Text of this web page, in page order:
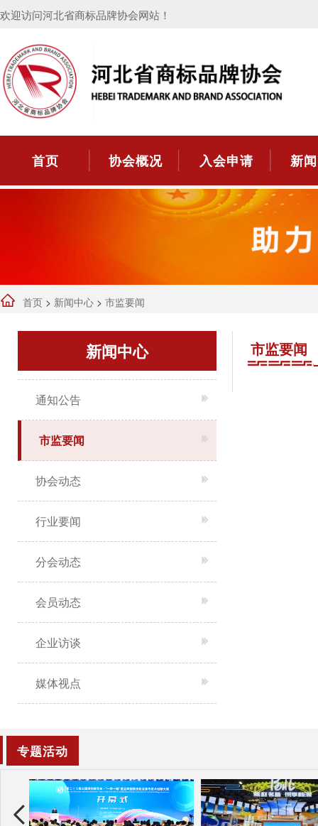
欢迎访问河北省商标品牌协会网站！
首页 协会概况 入会申请 新
首页 > 新闻中心 > 市监要闻
新闻中心
通知公告
市监要闻
协会动态
行业要闻
分会动态
会员动态
企业访谈
媒体视点
市监要闻
专题活动